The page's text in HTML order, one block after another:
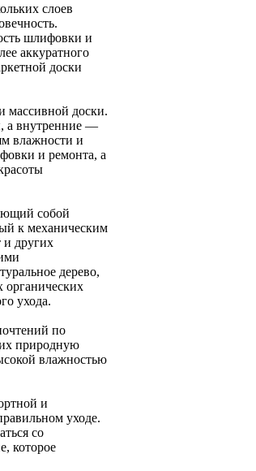
слоев
шлифовки и
аккуратного
доски
массивной доски.
а внутренние —
влажности и
и ремонта, а
собой
к механическим
и других
дерево,
ухода.
по
природную
влажностью
и
уходе.
со
которое